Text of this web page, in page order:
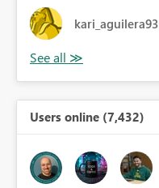
kari_aguilera93
Users online (7,432)